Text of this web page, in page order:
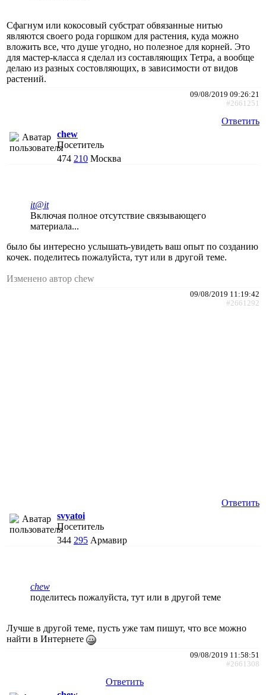
Сфагнум или кокосовый субстрат обвязанные нитью
являются своего рода горшком для растения, куда можно
вложить все, что душе угодно, но полезное для корней. Это
для мастер-класса я сделал из составляющих Тетра, а вообще
делаю из разных состовляющих, в зависимости от видов
растений.
09/08/2019 09:26:21
#2661251
Ответить
chew
Посетитель
474 210 Москва
it@it
Включая полное отсутствие связывающего
материала...
было бы интересно услышать-увидеть ваш опыт по созданию
кочек. поделитесь пожалуйста, тут или в другой теме.
Изменено автор chew
09/08/2019 11:19:42
#2661292
Ответить
svyatoi
Посетитель
344 295 Армавир
chew
поделитесь пожалуйста, тут или в другой теме
Лучше в другой теме, пусть уже там пишут, что все можно
найти в Интернете
09/08/2019 11:58:51
#2661308
Ответить